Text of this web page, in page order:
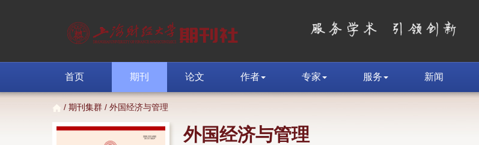
首页 期刊 论文 作者 专家 服务 新闻
/ 期刊集群 / 外国经济与管理
外国经济与管理